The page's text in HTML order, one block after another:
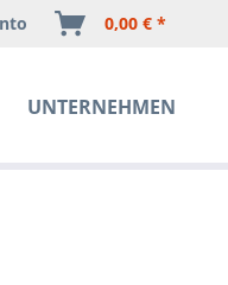
UNTERNEHMEN
0,00 € *